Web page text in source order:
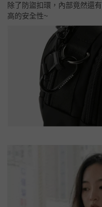
除了防盜扣環，內部竟然還有
高的安全性~